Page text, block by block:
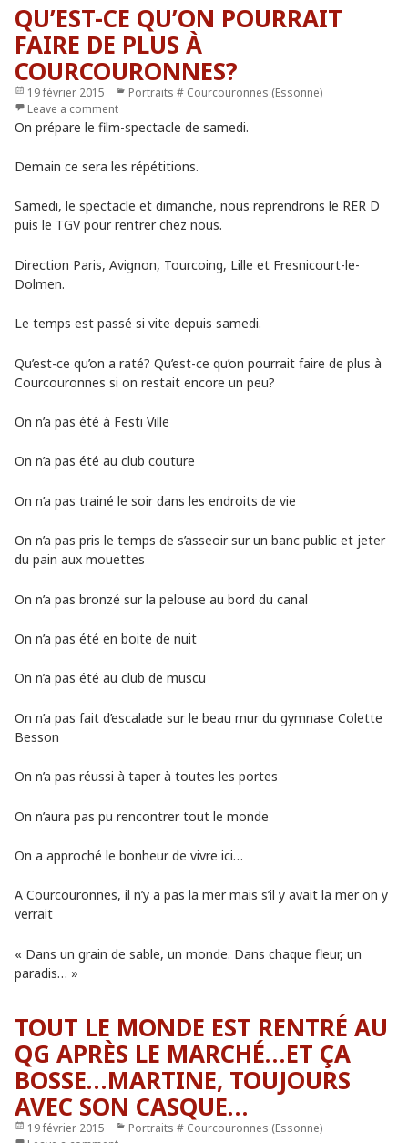
QU’EST-CE QU’ON POURRAIT
FAIRE DE PLUS À
COURCOURONNES?
Publié
le
19 février 2015 Catégories
Portraits # Courcouronnes (Essonne)
Leave a comment
On prépare le film-spectacle de samedi.
Demain ce sera les répétitions.
Samedi, le spectacle et dimanche, nous reprendrons le RER D
puis le TGV pour rentrer chez nous.
Direction Paris, Avignon, Tourcoing, Lille et Fresnicourt-le-
Dolmen.
Le temps est passé si vite depuis samedi.
Qu’est-ce qu’on a raté? Qu’est-ce qu’on pourrait faire de plus à
Courcouronnes si on restait encore un peu?
On n’a pas été à Festi Ville
On n’a pas été au club couture
On n’a pas trainé le soir dans les endroits de vie
On n’a pas pris le temps de s’asseoir sur un banc public et jeter
du pain aux mouettes
On n’a pas bronzé sur la pelouse au bord du canal
On n’a pas été en boite de nuit
On n’a pas été au club de muscu
On n’a pas fait d’escalade sur le beau mur du gymnase Colette
Besson
On n’a pas réussi à taper à toutes les portes
On n’aura pas pu rencontrer tout le monde
On a approché le bonheur de vivre ici…
A Courcouronnes, il n’y a pas la mer mais s’il y avait la mer on y
verrait
« Dans un grain de sable, un monde. Dans chaque fleur, un
paradis… »
TOUT LE MONDE EST RENTRÉ AU
QG APRÈS LE MARCHÉ…ET ÇA
BOSSE…MARTINE, TOUJOURS
AVEC SON CASQUE…
Publié
19 février 2015 Catégories
Portraits # Courcouronnes (Essonne)